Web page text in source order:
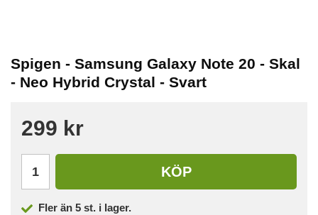
Spigen - Samsung Galaxy Note 20 - Skal
- Neo Hybrid Crystal - Svart
299 kr
KÖP
Fler än 5 st. i lager.